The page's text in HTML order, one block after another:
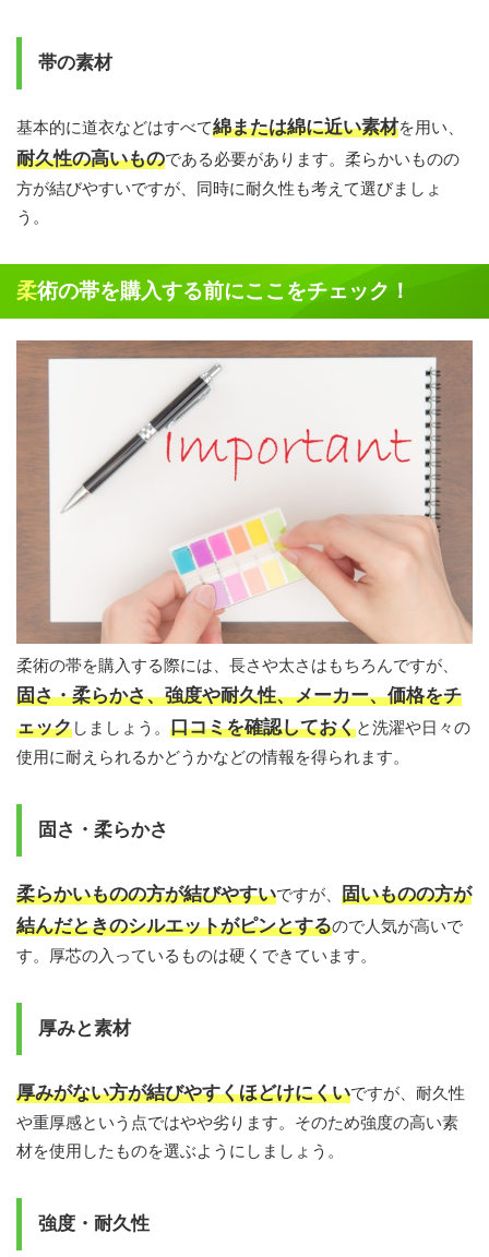
帯の素材
基本的に道衣などはすべて綿または綿に近い素材を用い、
耐久性の高いものである必要があります。柔らかいものの
方が結びやすいですが、同時に耐久性も考えて選びましょ
う。
柔術の帯を購入する前にここをチェック！
柔術の帯を購入する際には、長さや太さはもちろんですが、
固さ・柔らかさ、強度や耐久性、メーカー、価格をチ
ェックしましょう。 口コミを確認しておくと洗濯や日々の
使用に耐えられるかどうかなどの情報を得られます。
固さ・柔らかさ
柔らかいものの方が結びやすいですが、 固いものの方が
結んだときのシルエットがピンとするので人気が高いで
す。厚芯の入っているものは硬くできています。
厚みと素材
厚みがない方が結びやすくほどけにくいですが、耐久性
や重厚感という点ではやや劣ります。そのため強度の高い素
材を使用したものを選ぶようにしましょう。
強度・耐久性